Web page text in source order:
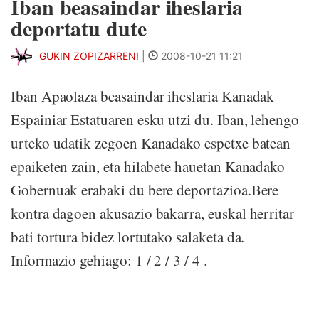
Iban beasaindar iheslaria
deportatu dute
GUKIN ZOPIZARREN! 2008-10-21 11:21
Iban Apaolaza beasaindar iheslaria Kanadak
Espainiar Estatuaren esku utzi du. Iban, lehengo
urteko udatik zegoen Kanadako espetxe batean
epaiketen zain, eta hilabete hauetan Kanadako
Gobernuak erabaki du bere deportazioa.Bere
kontra dagoen akusazio bakarra, euskal herritar
bati tortura bidez lortutako salaketa da.
Informazio gehiago: 1 / 2 / 3 / 4 .